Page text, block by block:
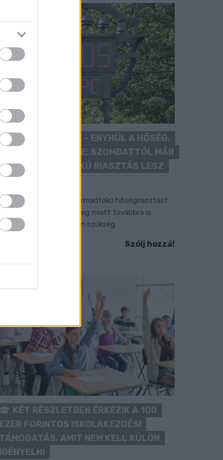
KÁNIKULA 2026 - ENYHÜL A HŐSÉG,
DE MÉG NINCS VÉGE: SZOMBATTÓL MÁR
MÁSODFOKÚ RIASZTÁS LESZ
ÉRVÉNYBEN
július vége óta tartó harmadfokú hőségriasztást
de a tartós meleg miatt továbbra is
óvatosságra van szükség.
Szólj hozzá!
KÉT RÉSZLETBEN ÉRKEZIK A 100
EZER FORINTOS ISKOLAKEZDÉSI
TÁMOGATÁS, AMIT NEM KELL KÜLÖN
IGÉNYELNI